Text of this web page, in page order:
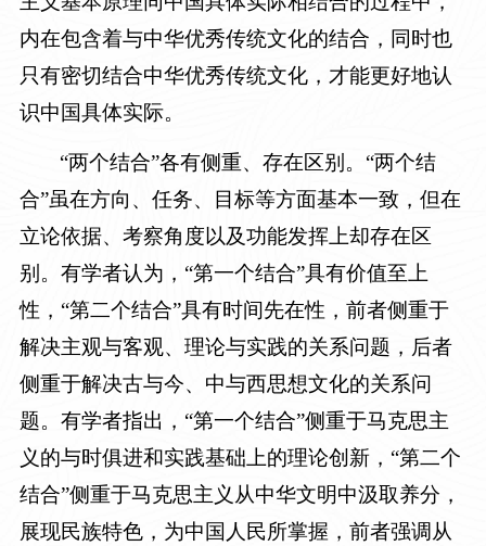
内在包含着与中华优秀传统文化的结合，同时也
只有密切结合中华优秀传统文化，才能更好地认
识中国具体实际。
“两个结合”各有侧重、存在区别。“两个结
合”虽在方向、任务、目标等方面基本一致，但在
立论依据、考察角度以及功能发挥上却存在区
别。有学者认为，“第一个结合”具有价值至上
性，“第二个结合”具有时间先在性，前者侧重于
解决主观与客观、理论与实践的关系问题，后者
侧重于解决古与今、中与西思想文化的关系问
题。有学者指出，“第一个结合”侧重于马克思主
义的与时俱进和实践基础上的理论创新，“第二个
结合”侧重于马克思主义从中华文明中汲取养分，
展现民族特色，为中国人民所掌握，前者强调从